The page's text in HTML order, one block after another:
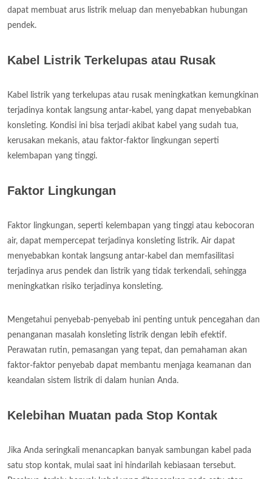
dapat membuat arus listrik meluap dan menyebabkan hubungan
pendek.
Kabel Listrik Terkelupas atau Rusak
Kabel listrik yang terkelupas atau rusak meningkatkan kemungkinan
terjadinya kontak langsung antar-kabel, yang dapat menyebabkan
konsleting. Kondisi ini bisa terjadi akibat kabel yang sudah tua,
kerusakan mekanis, atau faktor-faktor lingkungan seperti
kelembapan yang tinggi.
Faktor Lingkungan
Faktor lingkungan, seperti kelembapan yang tinggi atau kebocoran
air, dapat mempercepat terjadinya konsleting listrik. Air dapat
menyebabkan kontak langsung antar-kabel dan memfasilitasi
terjadinya arus pendek dan listrik yang tidak terkendali, sehingga
meningkatkan risiko terjadinya konsleting.
Mengetahui penyebab-penyebab ini penting untuk pencegahan dan
penanganan masalah konsleting listrik dengan lebih efektif.
Perawatan rutin, pemasangan yang tepat, dan pemahaman akan
faktor-faktor penyebab dapat membantu menjaga keamanan dan
keandalan sistem listrik di dalam hunian Anda.
Kelebihan Muatan pada Stop Kontak
Jika Anda seringkali menancapkan banyak sambungan kabel pada
satu stop kontak, mulai saat ini hindarilah kebiasaan tersebut.